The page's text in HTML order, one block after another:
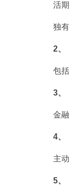
活
独
2、
包
3、
金
4、
主
5、